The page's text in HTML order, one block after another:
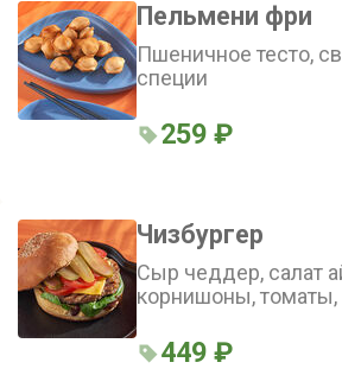
Пельмени фри
Пшеничное тесто,
специи
259 ₽
Чизбургер
Сыр чеддер, салат
корнишоны, томаты,
говядины, соус
449 ₽